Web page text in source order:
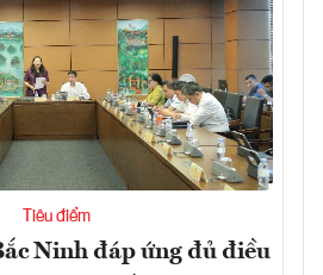
Tiêu điểm
Ninh đáp ứng đủ điều